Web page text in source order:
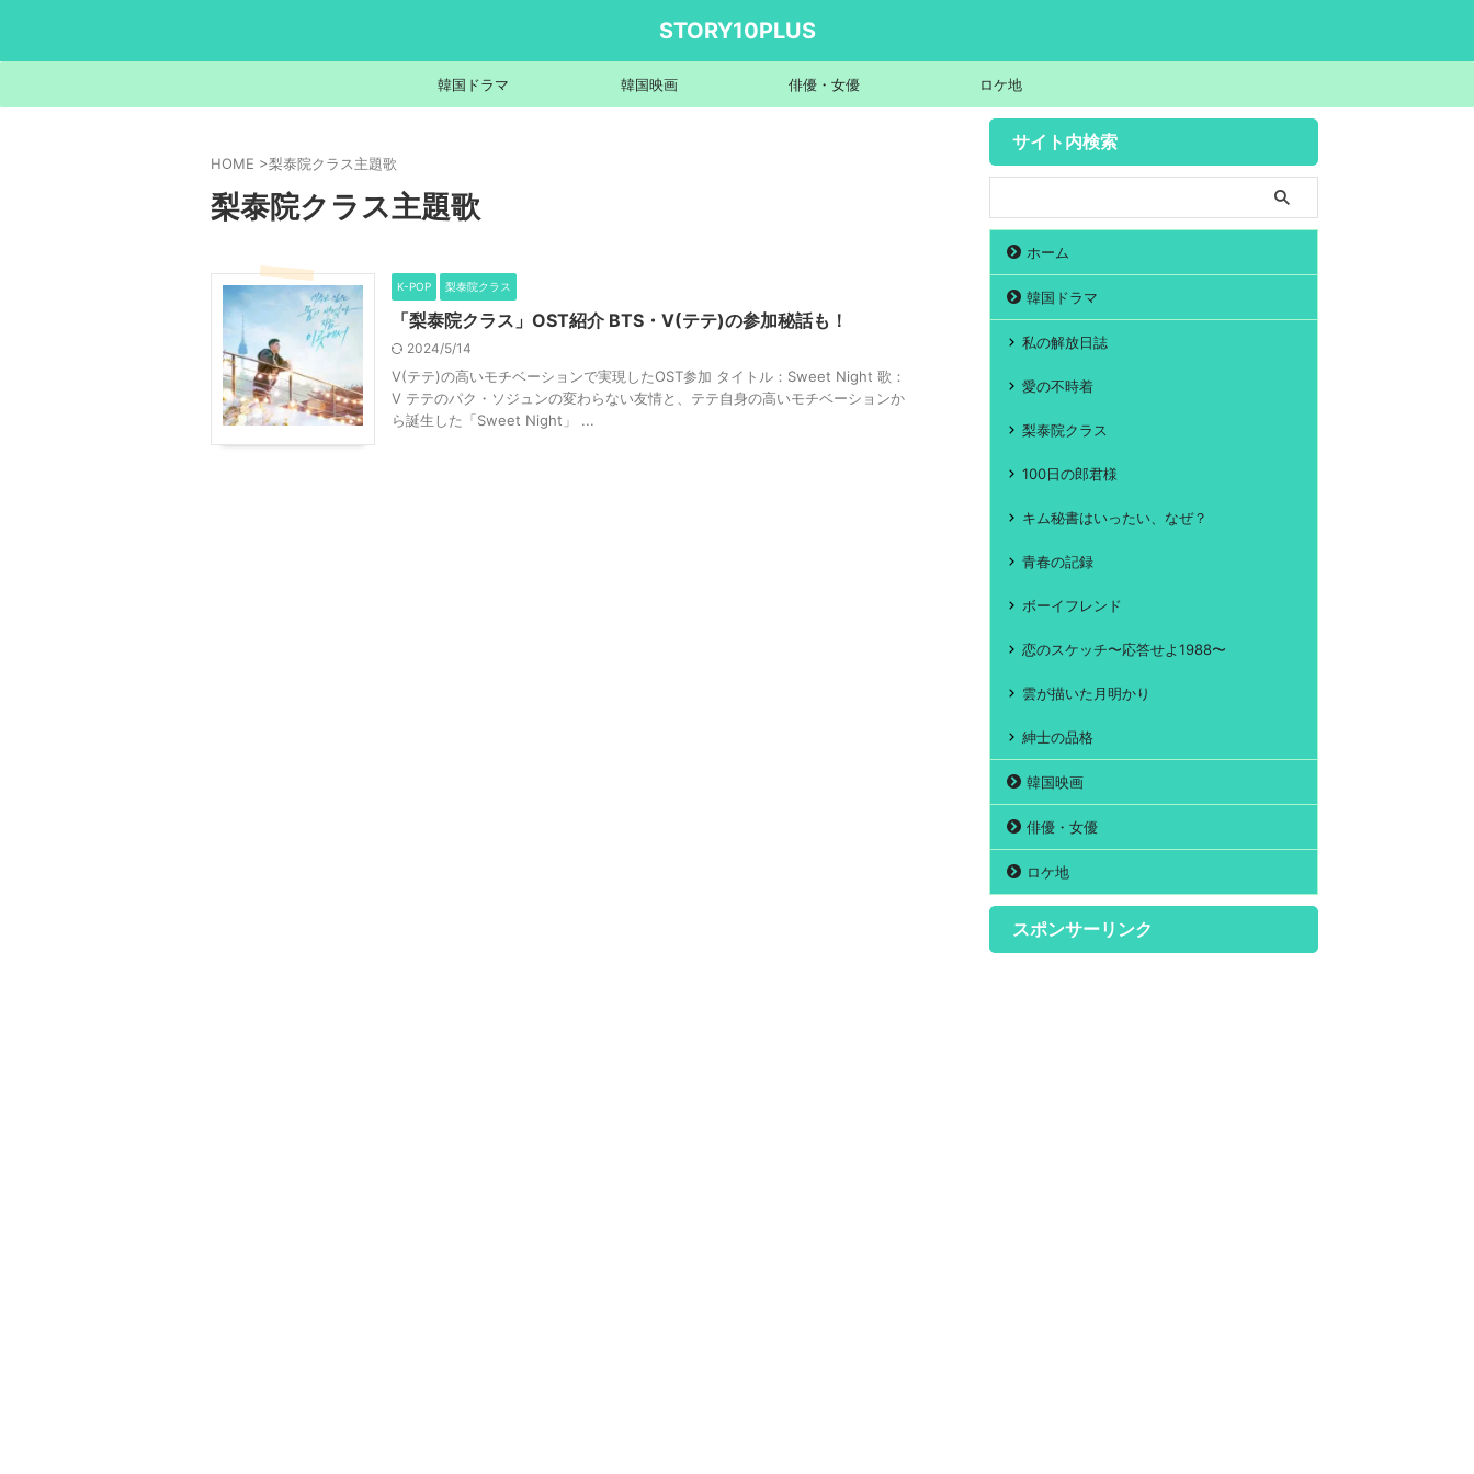
STORY10PLUS
韓国ドラマ 韓国映画 俳優・女優 ロケ地
HOME >梨泰院クラス主題歌
梨泰院クラス主題歌
K-POP 梨泰院クラス
「梨泰院クラス」OST紹介 BTS・V(テテ)の参加秘話も！
2024/5/14
V(テテ)の高いモチベーションで実現したOST参加 タイトル：Sweet Night 歌：
V テテのパク・ソジュンの変わらない友情と、テテ自身の高いモチベーションか
ら誕生した「Sweet Night」 ...
サイト内検索
ホーム
韓国ドラマ
私の解放日誌
愛の不時着
梨泰院クラス
100日の郎君様
キム秘書はいったい、なぜ？
青春の記録
ボーイフレンド
恋のスケッチ〜応答せよ1988〜
雲が描いた月明かり
紳士の品格
韓国映画
俳優・女優
ロケ地
スポンサーリンク